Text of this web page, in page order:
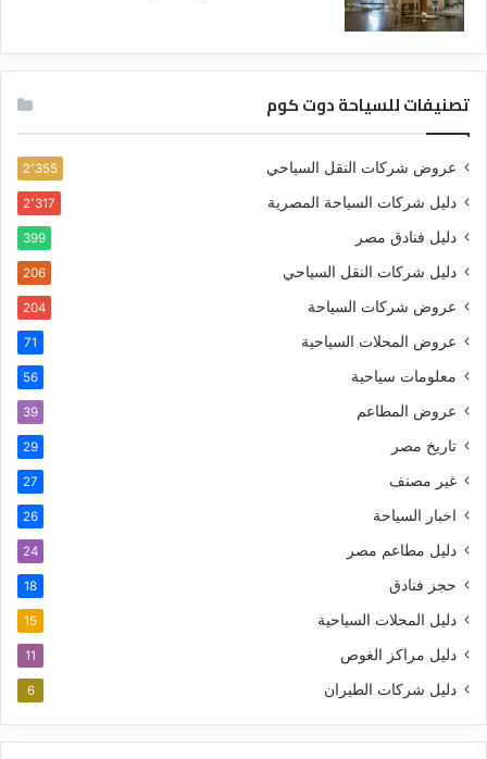
تصنيفات للسياحة دوت كوم
عروض شركات النقل السياحي 2٬355
دليل شركات السياحة المصرية 2٬317
دليل فنادق مصر 399
دليل شركات النقل السياحي 206
عروض شركات السياحة 204
عروض المحلات السياحية 71
معلومات سياحية 56
عروض المطاعم 39
تاريخ مصر 29
غير مصنف 27
اخبار السياحة 26
دليل مطاعم مصر 24
حجز فنادق 18
دليل المحلات السياحية 15
دليل مراكز الغوص 11
دليل شركات الطيران 6